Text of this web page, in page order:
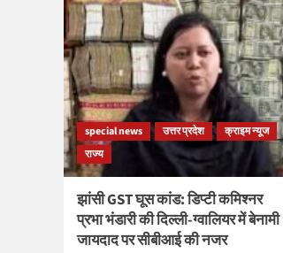
special news उत्तर प्रदेश
क्राइम न्यूज
राज्य
झांसी GST घूस कांड: डिप्टी कमिश्नर
प्रभा भंडारी की दिल्ली-ग्वालियर में बेनामी
जायदाद पर सीबीआई की नजर